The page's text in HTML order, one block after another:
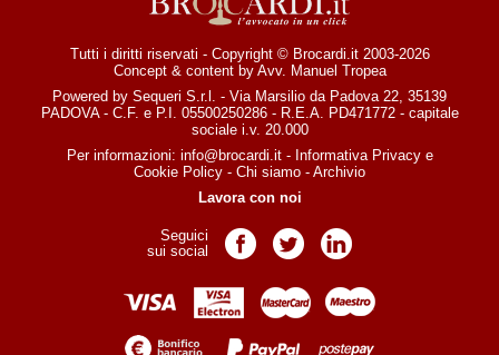
Tutti i diritti riservati - Copyright © Brocardi.it 2003-2026
Concept & content by Avv. Manuel Tropea
Powered by Sequeri S.r.l. - Via Marsilio da Padova 22, 35139
PADOVA - C.F. e P.I. 05500250286 - R.E.A. PD471772 - capitale
sociale i.v. 20.000
Per informazioni: info@brocardi.it- Informativa Privacye
Cookie Policy - Chi siamo - Archivio
Lavora con noi
Seguici
sui social
Pagina Facebook
Pagina TwitterPagina LinkedIn